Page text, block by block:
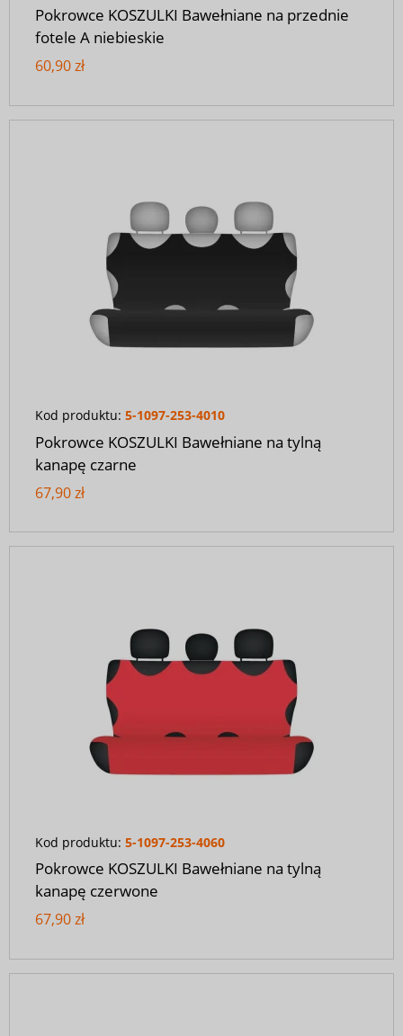
Pokrowce KOSZULKI Bawełniane na przednie
fotele A niebieskie
60,90 zł
Kod produktu: 5-1097-253-4010
Pokrowce KOSZULKI Bawełniane na tylną
kanapę czarne
67,90 zł
Kod produktu: 5-1097-253-4060
Pokrowce KOSZULKI Bawełniane na tylną
kanapę czerwone
67,90 zł